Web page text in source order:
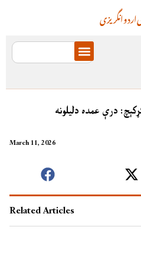
انگریزیاردو
درې عمده دلیلونه
March 11, 2026
Related Articles